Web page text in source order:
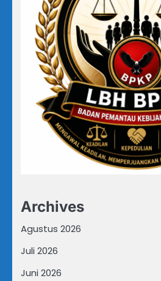
Archives
Agustus 2026
Juli 2026
Juni 2026